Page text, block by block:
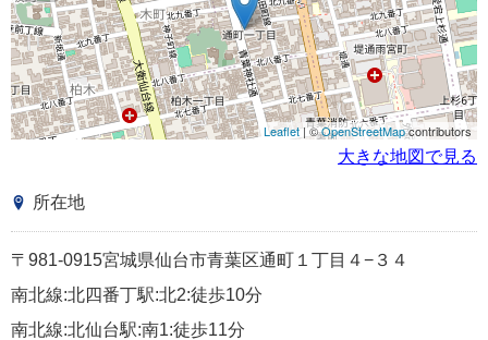
Leaflet| ©OpenStreetMapcontributors
大きな地図で見る
所在地
〒981-0915宮城県仙台市青葉区通町１丁目４−３４
南北線:北四番丁駅:北2:徒歩10分
南北線:北仙台駅:南1:徒歩11分